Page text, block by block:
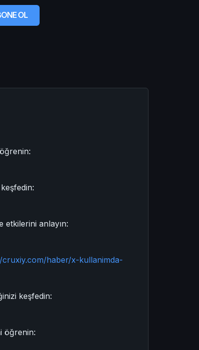
OL
etkilerini anlayın:
cruxiy.com/haber/x-kullanimda-
keşfedin:
öğrenin: